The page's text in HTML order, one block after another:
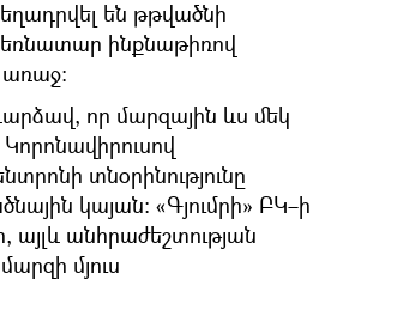
են թթվածնի
ինքնաթիռով
որ մարզային ևս մեկ
տնօրինությունը
կայան։ «Գյումրի» ԲԿ–ի
անհրաժեշտության
մյուս